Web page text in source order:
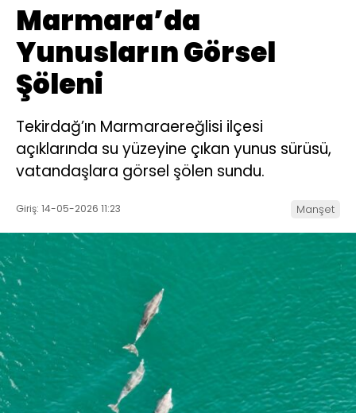
Marmara’da
Yunusların Görsel
Şöleni
Tekirdağ’ın Marmaraereğlisi ilçesi
açıklarında su yüzeyine çıkan yunus sürüsü,
vatandaşlara görsel şölen sundu.
Giriş: 14-05-2026 11:23 Manşet